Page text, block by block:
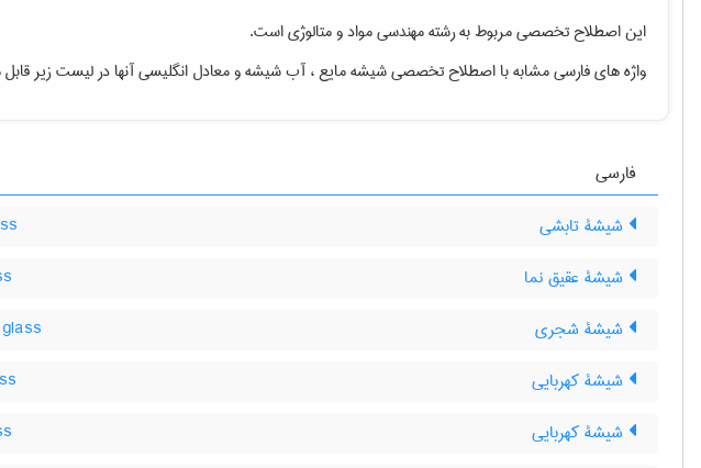
این اصطلاح تخصصی مربوط به رشتهمهندسی مواد و متالوژیاست.
واژه های فارسی مشابه با اصطلاح تخصصیشیشه مایع ، آب شیشهو معادل انگلیسی آنها در لیست زیر
فارسی
شیشۀ تابشی
شیشۀ عقیق نما
شیشۀ شجری
شیشۀ کهربایی
شیشۀ کهربایی